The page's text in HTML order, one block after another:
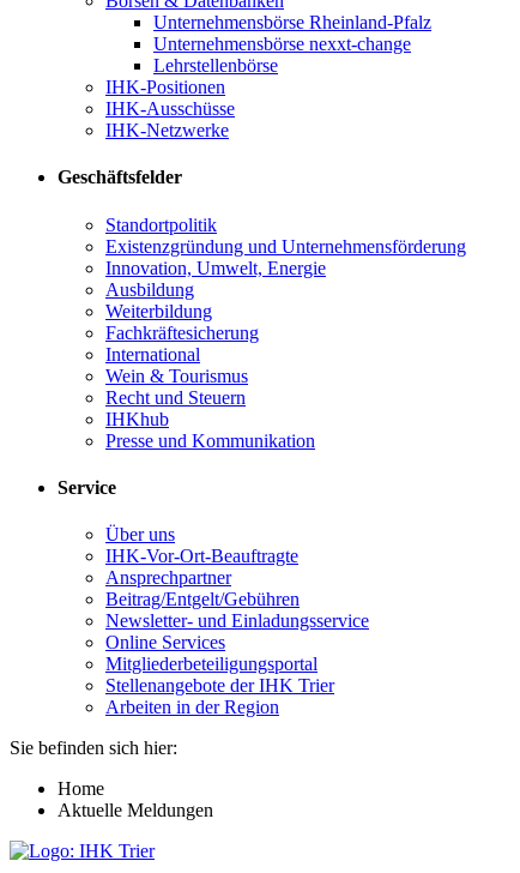
Unternehmensbörse Rheinland-Pfalz
Unternehmensbörse nexxt-change
Lehrstellenbörse
IHK-Positionen
IHK-Ausschüsse
IHK-Netzwerke
Geschäftsfelder
Standortpolitik
Existenzgründung und Unternehmensförderung
Innovation, Umwelt, Energie
Ausbildung
Weiterbildung
Fachkräftesicherung
International
Wein & Tourismus
Recht und Steuern
IHKhub
Presse und Kommunikation
Service
Über uns
IHK-Vor-Ort-Beauftragte
Ansprechpartner
Beitrag/Entgelt/Gebühren
Newsletter- und Einladungsservice
Online Services
Mitgliederbeteiligungsportal
Stellenangebote der IHK Trier
Arbeiten in der Region
Sie befinden sich hier:
Home
Aktuelle Meldungen